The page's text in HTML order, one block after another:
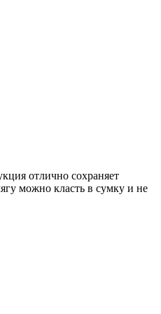
отлично сохраняет
можно класть в сумку и не